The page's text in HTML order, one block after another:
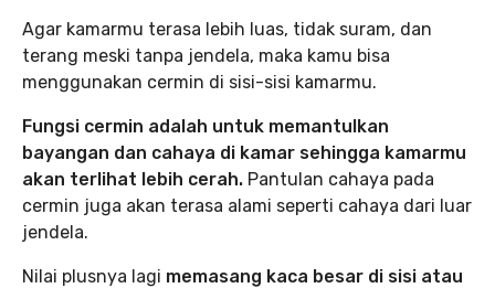
Agar kamarmu terasa lebih luas, tidak suram, dan
terang meski tanpa jendela, maka kamu bisa
menggunakan cermin di sisi-sisi kamarmu.
Fungsi cermin adalah untuk memantulkan
bayangan dan cahaya di kamar sehingga kamarmu
akan terlihat lebih cerah. Pantulan cahaya pada
cermin juga akan terasa alami seperti cahaya dari luar
jendela.
Nilai plusnya lagi memasang kaca besar di sisi atau